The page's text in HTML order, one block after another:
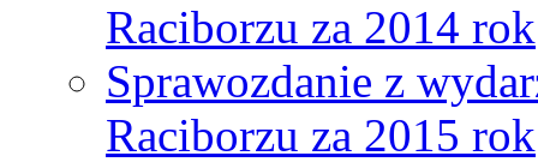
Raciborzu za 2014 rok
Sprawozdanie z
Raciborzu za 2015 rok